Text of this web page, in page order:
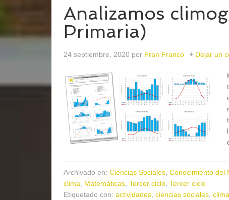
Analizamos
Primaria)
24 septiembre, 2020 por Fran Franco Dejar un
Archivado en: Ciencias Sociales Conocimiento del
clima
Matemáticas Tercer ciclo Tercer ciclo
Etiquetado con: actividades ciencias sociales clima